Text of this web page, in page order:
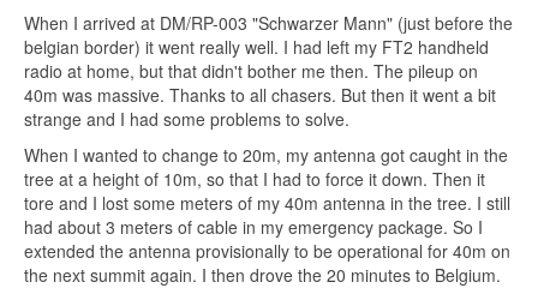
When I arrived at DM/RP-003 "Schwarzer Mann" (just before the
belgian border) it went really well. I had left my FT2 handheld
radio at home, but that didn't bother me then. The pileup on
40m was massive. Thanks to all chasers. But then it went a bit
strange and I had some problems to solve.
When I wanted to change to 20m, my antenna got caught in the
tree at a height of 10m, so that I had to force it down. Then it
tore and I lost some meters of my 40m antenna in the tree. I still
had about 3 meters of cable in my emergency package. So I
extended the antenna provisionally to be operational for 40m on
the next summit again. I then drove the 20 minutes to Belgium.